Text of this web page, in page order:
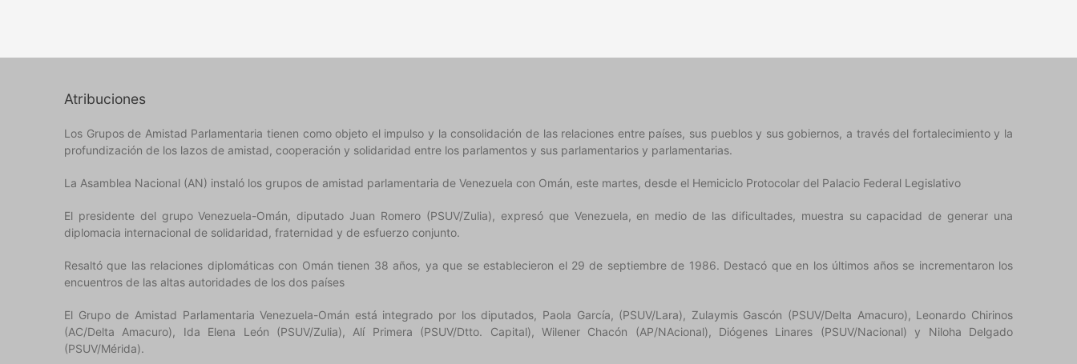
Atribuciones
Los Grupos de Amistad Parlamentaria tienen como objeto el impulso y la consolidación de las relaciones entre países, sus pueblos y sus gobiernos, a través del fortalecimiento y la
profundización de los lazos de amistad, cooperación y solidaridad entre los parlamentos y sus parlamentarios y parlamentarias.
La Asamblea Nacional (AN) instaló los grupos de amistad parlamentaria de Venezuela con Omán, este martes, desde el Hemiciclo Protocolar del Palacio Federal Legislativo
El presidente del grupo Venezuela-Omán, diputado Juan Romero (PSUV/Zulia), expresó que Venezuela, en medio de las dificultades, muestra su capacidad de generar una
diplomacia internacional de solidaridad, fraternidad y de esfuerzo conjunto.
Resaltó que las relaciones diplomáticas con Omán tienen 38 años, ya que se establecieron el 29 de septiembre de 1986. Destacó que en los últimos años se incrementaron los
encuentros de las altas autoridades de los dos países
El Grupo de Amistad Parlamentaria Venezuela-Omán está integrado por los diputados, Paola García, (PSUV/Lara), Zulaymis Gascón (PSUV/Delta Amacuro), Leonardo Chirinos
(AC/Delta Amacuro), Ida Elena León (PSUV/Zulia), Alí Primera (PSUV/Dtto. Capital), Wilener Chacón (AP/NAcional), Diógenes Linares (PSUV/Nacional) y Niloha Delgado
(PSUV/Mérida).